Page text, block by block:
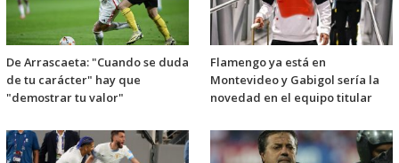
De Arrascaeta: "Cuando se duda
de tu carácter" hay que
"demostrar tu valor"
Flamengo ya está en
Montevideo y Gabigol sería la
novedad en el equipo titular